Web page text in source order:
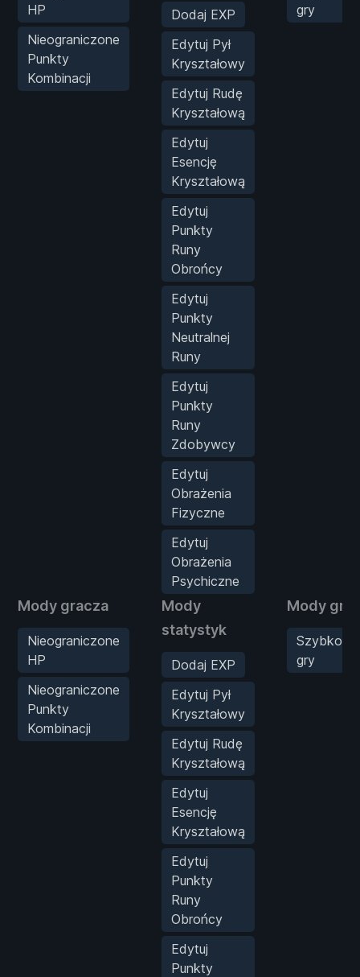
HP
Nieograniczone
Punkty
Kombinacji
Dodaj EXP
Edytuj Pył
Kryształowy
Edytuj Rudę
Kryształową
Edytuj
Esencję
Kryształową
Edytuj
Punkty
Runy
Obrońcy
Edytuj
Punkty
Neutralnej
Runy
Edytuj
Punkty
Runy
Zdobywcy
Edytuj
Obrażenia
Fizyczne
Edytuj
Obrażenia
Psychiczne
gry
Mody gracza
Nieograniczone
HP
Nieograniczone
Punkty
Kombinacji
Mody
statystyk
Dodaj EXP
Edytuj Pył
Kryształowy
Edytuj Rudę
Kryształową
Edytuj
Esencję
Kryształową
Edytuj
Punkty
Runy
Obrońcy
Edytuj
Punkty
Mody gry
Szybkość
gry